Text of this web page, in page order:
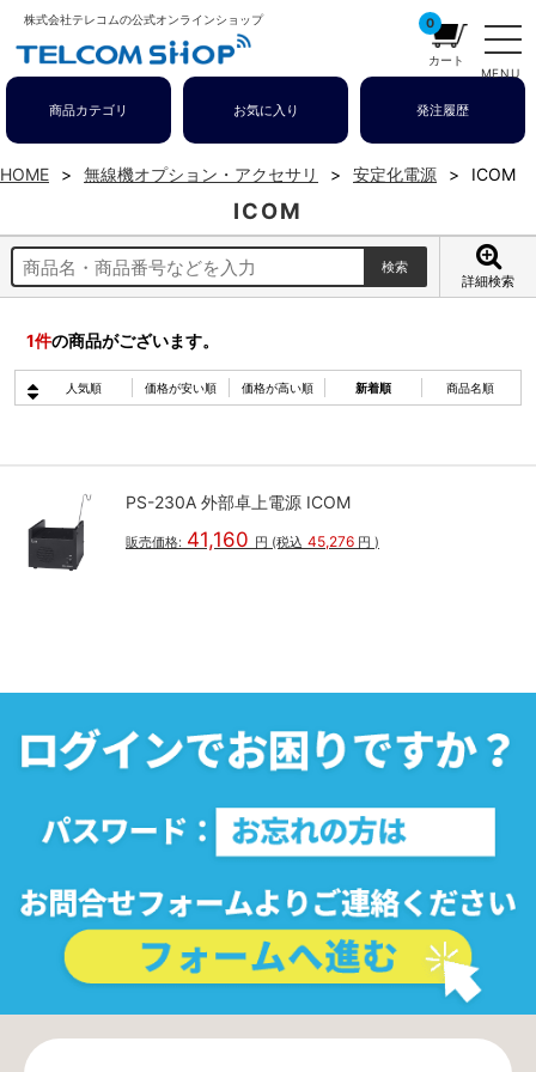
株式会社テレコムの公式オンラインショップ
MENU
0
カート
商品カテゴリ お気に入り 発注履歴
HOME 無線機オプション・アクセサリ 安定化電源 ICOM
ICOM
詳細検索
1件の商品がございます。
人気順 価格が安い順 価格が高い順 新着順 商品名順
PS-230A 外部卓上電源 ICOM
販売価格: 41,160 円 (税込 45,276 円 )